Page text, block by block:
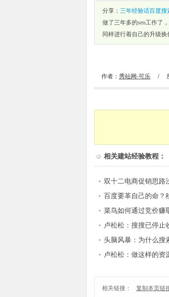
分享： 三年经验话百度搜
做了三年多的seo工作了
同样进行着自己的升级
作者： 秀站网-可乐 /
相关建站经验教程 ：
双十二电商促销思路
百度要革自己的命？
菜鸟如何通过竞价赚
卢松松：搜搜已停止
头脑风暴：为什么搜
卢松松：做这样的资
相关链接： 复制本页链